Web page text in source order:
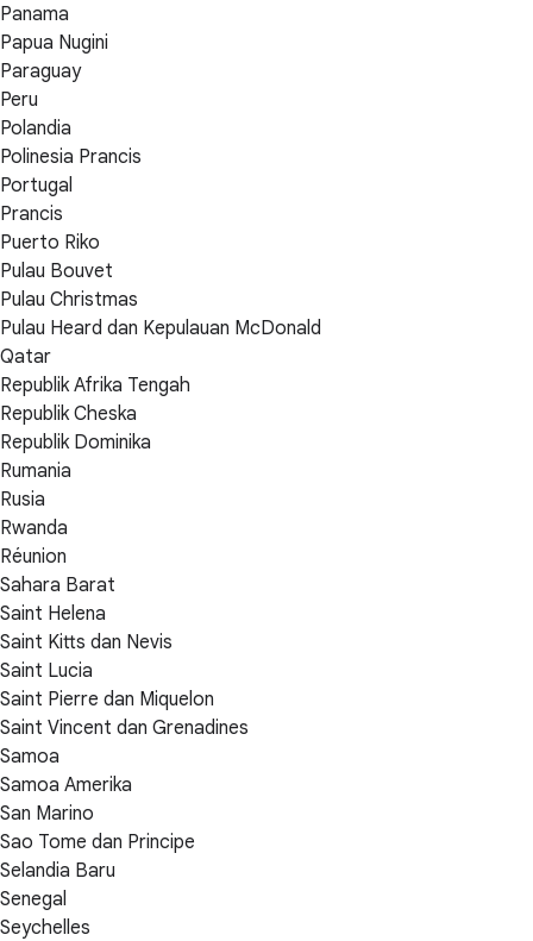
Panama
Papua Nugini
Paraguay
Peru
Polandia
Polinesia Prancis
Portugal
Prancis
Puerto Riko
Pulau Bouvet
Pulau Christmas
Pulau Heard dan Kepulauan McDonald
Qatar
Republik Afrika Tengah
Republik Cheska
Republik Dominika
Rumania
Rusia
Rwanda
Réunion
Sahara Barat
Saint Helena
Saint Kitts dan Nevis
Saint Lucia
Saint Pierre dan Miquelon
Saint Vincent dan Grenadines
Samoa
Samoa Amerika
San Marino
Sao Tome dan Principe
Selandia Baru
Senegal
Seychelles